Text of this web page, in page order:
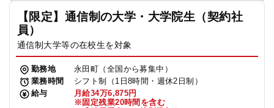
【限定】通信制の大学・大学院生（契約社
員）
通信制大学等の在校生を対象
勤務地
永田町（全国から募集中）
業務時間
シフト制（1日8時間・週休2日制）
給与
月給34万6,875円
※固定残業20時間を含む